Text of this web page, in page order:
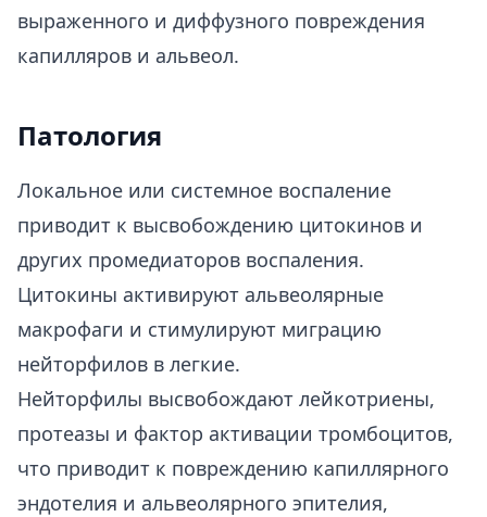
выраженного и диффузного повреждения
капилляров и альвеол.
Патология
Локальное или системное воспаление
приводит к высвобождению цитокинов и
других промедиаторов воспаления.
Цитокины активируют альвеолярные
макрофаги и стимулируют миграцию
нейторфилов в легкие.
Нейторфилы высвобождают лейкотриены,
протеазы и фактор активации тромбоцитов,
что приводит к повреждению капиллярного
эндотелия и альвеолярного эпителия,